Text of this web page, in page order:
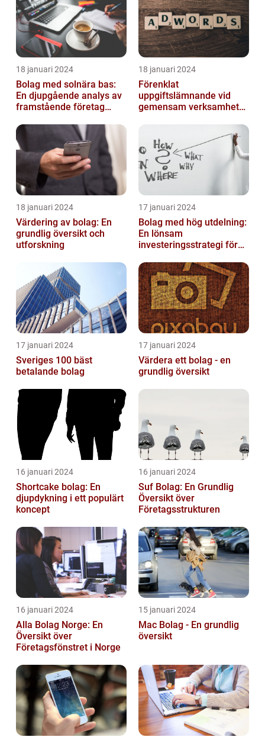
18 januari 2024
Bolag med solnära bas:
En djupgående analys av
framstående företag
18 januari 2024
Förenklat
uppgiftslämnande vid
gemensam verksamhet
18 januari 2024
Värdering av bolag: En
grundlig översikt och
utforskning
17 januari 2024
Bolag med hög utdelning:
En lönsam
investeringsstrategi för
17 januari 2024
Sveriges 100 bäst
betalande bolag
17 januari 2024
Värdera ett bolag - en
grundlig översikt
16 januari 2024
Shortcake bolag: En
djupdykning i ett populärt
koncept
16 januari 2024
Suf Bolag: En Grundlig
Översikt över
Företagsstrukturen
16 januari 2024
Alla Bolag Norge: En
Översikt över
Företagsfönstret i Norge
15 januari 2024
Mac Bolag - En grundlig
översikt